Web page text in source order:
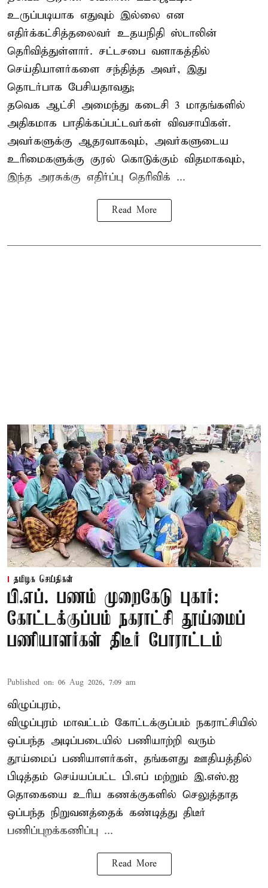
உருப்படியாக எதுவும் இல்லை என
எதிர்க்கட்சித்தலைவர் உதயநிதி ஸ்டாலின்
தெரிவித்துள்ளார். சட்டசபை வளாகத்தில்
செய்தியாளர்களை சந்தித்த அவர், இது
தொடர்பாக பேசியதாவது;
தவெக ஆட்சி அமைந்து கடைசி 3 மாதங்களில்
அதிகமாக பாதிக்கப்பட்டவர்கள் விவசாயிகள்.
அவர்களுக்கு ஆதரவாகவும், அவர்களுடைய
உரிமைகளுக்கு குரல் கொடுக்கும் விதமாகவும்,
இந்த அரசுக்கு எதிர்ப்பு தெரிவிக் ...
Read More
தமிழக செய்திகள்
பி.எப். பணம் முறைகேடு புகார்:
கோட்டக்குப்பம் நகராட்சி தூய்மைப்
பணியாளர்கள் திடீர் போராட்டம்
Published on: 06 Aug 2026, 7:09 am
விழுப்புரம்,
விழுப்புரம் மாவட்டம் கோட்டக்குப்பம் நகராட்சியில்
ஒப்பந்த அடிப்படையில் பணியாற்றி வரும்
தூய்மைப் பணியாளர்கள், தங்களது ஊதியத்தில்
பிடித்தம் செய்யப்பட்ட பி.எப் மற்றும் இ.எஸ்.ஐ
தொகையை உரிய கணக்குகளில் செலுத்தாத
ஒப்பந்த நிறுவனத்தைக் கண்டித்து திடீர்
பணிப்புறக்கணிப்பு ...
Read More